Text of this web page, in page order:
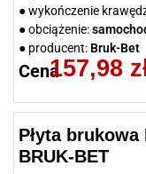
● wykończenie
● obciążenie:
● producent: Bruk-Bet
Cena157,98
Płyta brukowa
BRUK-BET